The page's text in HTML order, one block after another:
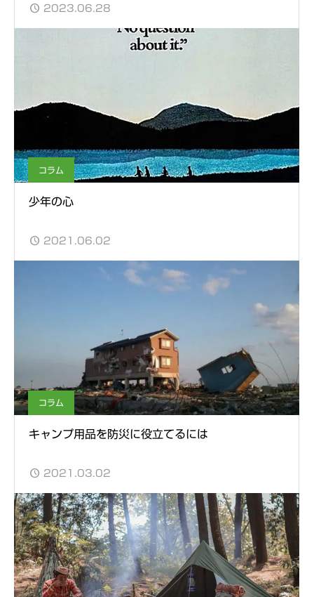
2023.06.28
コラム
少年の心
2021.06.02
コラム
キャンプ用品を防災に役立てるには
2021.03.02